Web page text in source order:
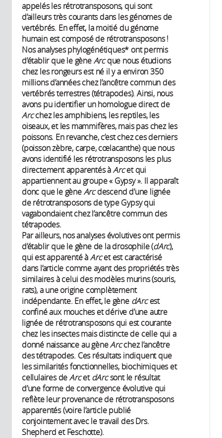
appelés les rétrotransposons, qui sont
d’ailleurs très courants dans les génomes de
vertébrés. En effet, la moitié du génome
humain est composé de rétrotransposons !
Nos analyses phylogénétiques* ont permis
d’établir que le gèneArcque nous étudions
chez les rongeurs est né il y a environ 350
millions d’années chez l’ancêtre commun des
vertébrés terrestres (tétrapodes). Ainsi, nous
avons pu identifier un homologue direct de
Arcchez les amphibiens, les reptiles, les
oiseaux, et les mammifères, mais pas chez les
poissons. En revanche, c’est chez ces derniers
(poisson zèbre, carpe, cœlacanthe) que nous
avons identifié les rétrotransposons les plus
directement apparentés àArcet qui
appartiennent au groupe « Gypsy ». Il apparaît
donc que le gèneArcdescend d’une lignée
de rétrotransposons de type Gypsy qui
vagabondaient chez l’ancêtre commun des
tétrapodes.
Par ailleurs, nos analyses évolutives ont permis
d’établir que le gène de la drosophile (dArc),
qui est apparenté àArcet est caractérisé
dans l’article comme ayant des propriétés très
similaires à celui des modèles murins (souris,
rats), a une origine complètement
indépendante. En effet, le gène dArcest
confiné aux mouches et dérive d’une autre
lignée de rétrotransposons qui est courante
chez les insectes mais distincte de celle qui a
donné naissance au gèneArcchez l’ancêtre
des tétrapodes. Ces résultats indiquent que
les similarités fonctionnelles, biochimiques et
cellulaires deArcetdArcsont le résultat
d’une forme de convergence évolutive qui
reflète leur provenance de rétrotransposons
apparentés (voire l’article publié
conjointement avec le travail des Drs.
Shepherd et Feschotte).